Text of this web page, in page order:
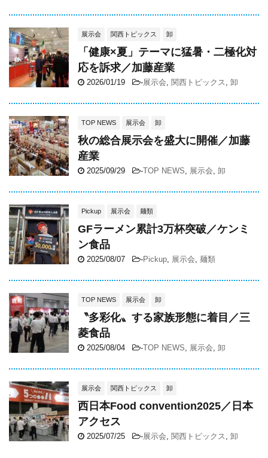
展示会 関西トピックス 卸
「健康×夏」テーマに猛暑・二極化対
応を訴求／加藤産業
2026/01/19 -展示会, 関西トピックス , 卸
TOP NEWS 展示会 卸
秋の総合展示会を盛大に開催／加藤
産業
2025/09/29 -TOP NEWS, 展示会, 卸
Pickup 展示会 麺類
GFラーメン累計3万杯突破／ケンミ
ン食品
2025/08/07 -Pickup, 展示会, 麺類
TOP NEWS 展示会 卸
〝多彩化〟する家族形態に着目／三
菱食品
2025/08/04 -TOP NEWS, 展示会, 卸
展示会 関西トピックス 卸
西日本Food convention2025／日本
アクセス
2025/07/25 -展示会, 関西トピックス , 卸